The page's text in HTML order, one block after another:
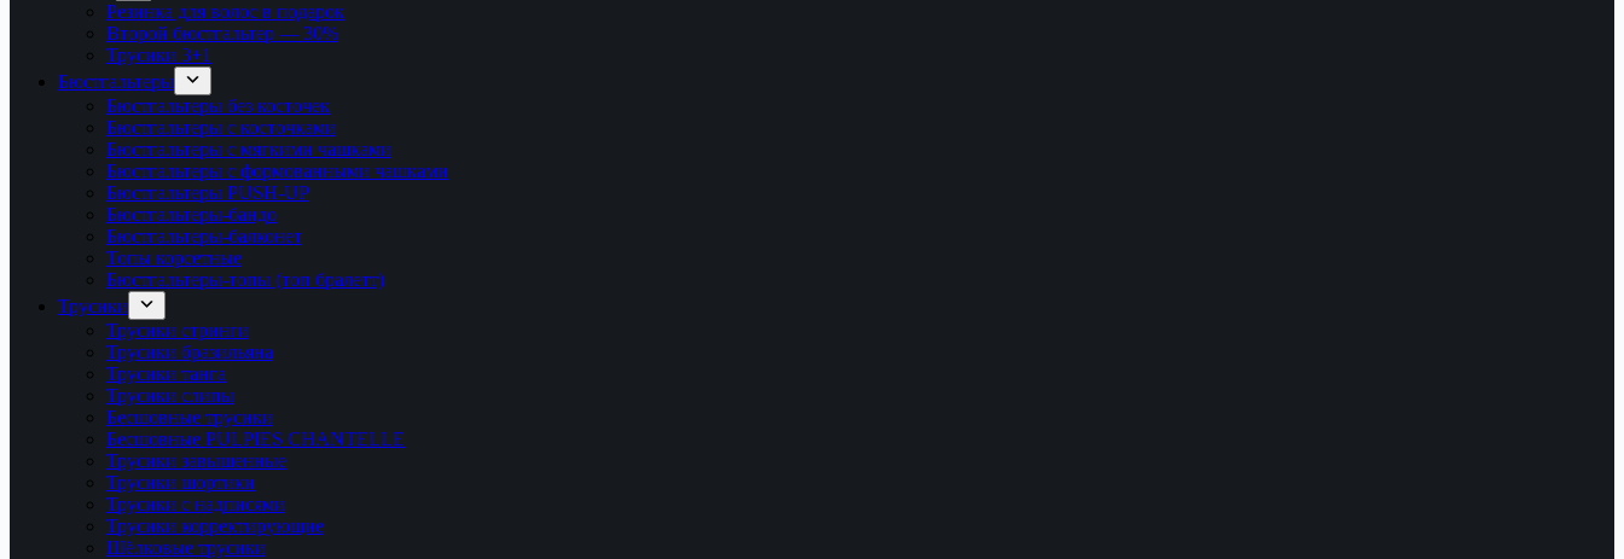
Резинка для волос в подарок
Второй бюстгальтер — 30%
Трусики 3+1
Бюстгальтеры
Бюстгальтеры без косточек
Бюстгальтеры с косточками
Бюстгальтеры с мягкими чашками
Бюстгальтеры с формованными чашками
Бюстгальтеры PUSH-UP
Бюстгальтеры-бандо
Бюстгальтеры-балконет
Топы корсетные
Бюстгальтеры-топы (топ бралетт)
Трусики
Трусики стринги
Трусики бразильяна
Трусики танга
Трусики слипы
Бесшовные трусики
Бесшовные PULPIES CHANTELLE
Трусики завышенные
Трусики шортики
Трусики с надписями
Трусики корректирующие
Шёлковые трусики